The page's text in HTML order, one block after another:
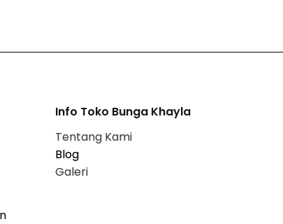
Info Toko Bunga Khayla
Tentang Kami
Blog
Galeri